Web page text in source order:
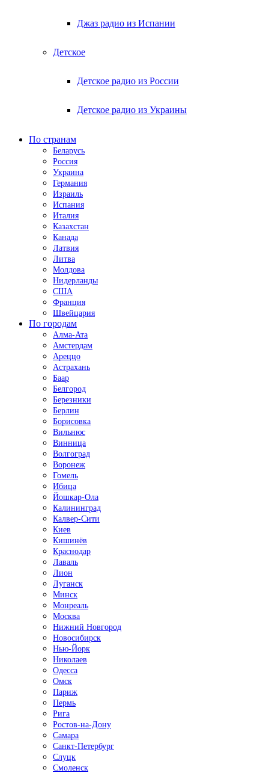
Джаз радио из Испании
Детское
Детское радио из России
Детское радио из Украины
По странам
Беларусь
Россия
Украина
Германия
Израиль
Испания
Италия
Казахстан
Канада
Латвия
Литва
Молдова
Нидерланды
США
Франция
Швейцария
По городам
Алма-Ата
Амстердам
Ареццо
Астрахань
Баар
Белгород
Березники
Берлин
Борисовка
Вильнюс
Винница
Волгоград
Воронеж
Гомель
Ибица
Йошкар-Ола
Калининград
Калвер-Сити
Киев
Кишинёв
Краснодар
Лаваль
Лион
Луганск
Минск
Монреаль
Москва
Нижний Новгород
Новосибирск
Нью-Йорк
Николаев
Одесса
Омск
Париж
Пермь
Рига
Ростов-на-Дону
Самара
Санкт-Петербург
Слуцк
Смоленск